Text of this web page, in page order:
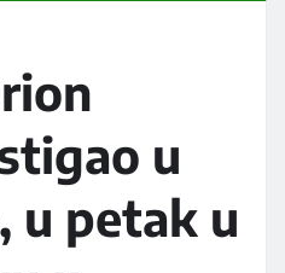
u
u petak u